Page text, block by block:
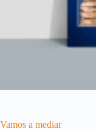
Vamos a mediar